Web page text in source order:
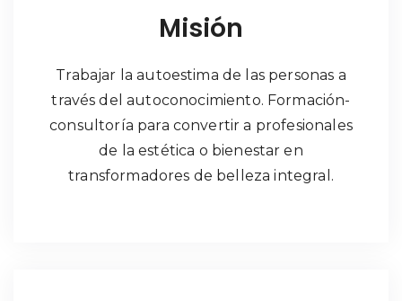
Misión
Trabajar la autoestima de las personas a
través del autoconocimiento. Formación-
consultoría para convertir a profesionales
de la estética o bienestar en
transformadores de belleza integral.